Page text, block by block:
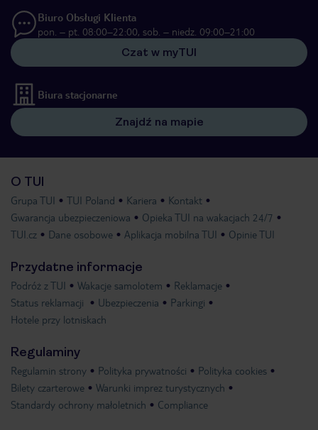
Biuro Obsługi Klienta
pon. – pt. 08:00–22:00, sob. – niedz. 09:00–21:00
Czat w myTUI
Biura stacjonarne
Znajdź na mapie
O TUI
Grupa TUI TUI Poland Kariera
Kontakt
Gwarancja ubezpieczeniowa
Opieka TUI na wakacjach 24/7
TUI.cz
Dane osobowe Aplikacja mobilna TUI Opinie TUI
Przydatne informacje
Podróż z TUI Wakacje samolotem
Reklamacje
Status reklamacji
Ubezpieczenia
Parkingi
Hotele przy lotniskach
Regulaminy
Regulamin strony Polityka prywatności
Polityka cookies
Bilety czarterowe
Warunki imprez turystycznych
Standardy ochrony małoletnich
Compliance